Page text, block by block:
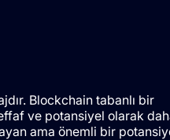
Blockchain tabanlı bir
ve potansiyel olarak
ama önemli bir